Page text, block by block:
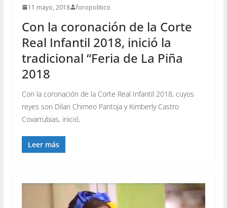
11 mayo, 2018 foropolitico
Con la coronación de la Corte
Real Infantil 2018, inició la
tradicional “Feria de La Piña
2018
Con la coronación de la Corte Real Infantil 2018, cuyos
reyes son Dilan Chimeo Pantoja y Kimberly Castro
Covarrubias, inició,
Leer más